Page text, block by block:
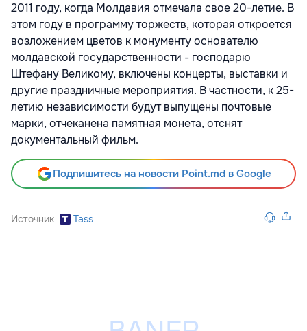
2011 году, когда Молдавия отмечала свое 20-летие. В
этом году в программу торжеств, которая откроется
возложением цветов к монументу основателю
молдавской государственности - господарю
Штефану Великому, включены концерты, выставки и
другие праздничные мероприятия. В частности, к 25-
летию независимости будут выпущены почтовые
марки, отчеканена памятная монета, отснят
документальный фильм.
Подпишитесь на новости Point.md в Google
Источник Tass